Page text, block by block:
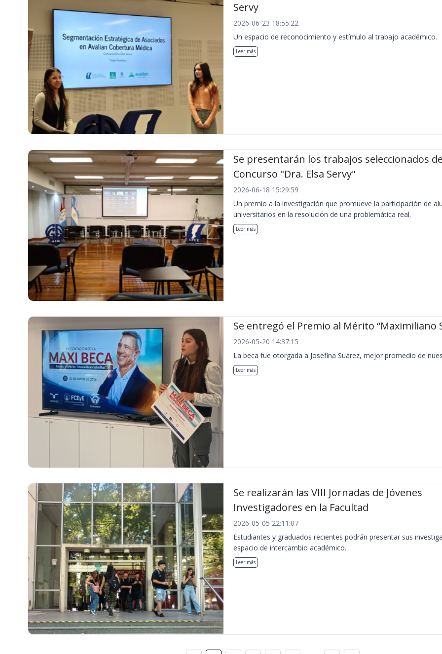
Servy
2026-06-23 18:55:22
Un espacio de reconocimiento y estímulo al trabajo académico.
Leer más
Se presentarán los trabajos seleccionados
Concurso "Dra. Elsa Servy"
2026-06-18 15:29:59
Un premio a la investigación que promueve la participación de
universitarios en la resolución de una problemática real.
Leer más
Se entregó el Premio al Mérito “Maximiliano
2026-05-20 14:37:15
La beca fue otorgada a Josefina Suárez, mejor promedio de
Leer más
Se realizarán las VIII Jornadas de Jóvenes
Investigadores en la Facultad
2026-05-05 22:11:07
Estudiantes y graduados recientes podrán presentar sus
espacio de intercambio académico.
Leer más